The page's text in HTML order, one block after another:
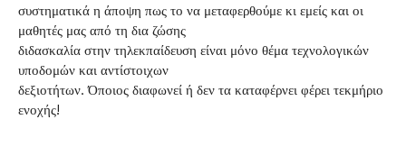
συστηματικά η άποψη πως το να μεταφερθούμε κι εμείς και οι
μαθητές μας από τη δια ζώσης
διδασκαλία στην τηλεκπαίδευση είναι μόνο θέμα τεχνολογικών
υποδομών και αντίστοιχων
δεξιοτήτων. Όποιος διαφωνεί ή δεν τα καταφέρνει φέρει τεκμήριο
ενοχής!